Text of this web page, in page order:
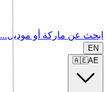
ابحث عن ماركة أو موديل...
EN
🇦🇪AE